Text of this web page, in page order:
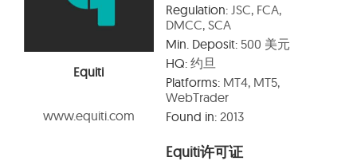
开设一个免费账户
Equiti
www.equiti.com
Regulation:JSC, FCA,
DMCC, SCA
Min. Deposit:500 美元
HQ:约旦
Platforms:MT4, MT5,
WebTrader
Found in:2013
Equiti许可证